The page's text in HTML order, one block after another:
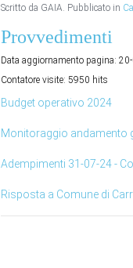
Scritto da GAIA. Pubblicato in
Provvedimenti
Data aggiornamento pagina:
Contatore visite:5950 hits
Budget operativo 2024
Monitoraggio andamento
Adempimenti 31-07-24 -
Risposta a Comune di